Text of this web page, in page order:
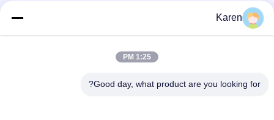
Karen
1:25 PM
Good day, what product are you looking for?